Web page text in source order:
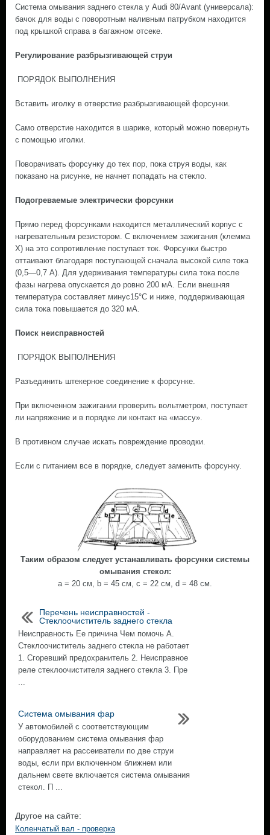
Система омывания заднего стекла у Audi 80/Avant (универсала):
бачок для воды с поворотным наливным патрубком находится
под крышкой справа в багажном отсеке.
Регулирование разбрызгивающей струи
ПОРЯДОК ВЫПОЛНЕНИЯ
Вставить иголку в отверстие разбрызгивающей форсунки.
Само отверстие находится в шарике, который можно повернуть
с помощью иголки.
Поворачивать форсунку до тех пор, пока струя воды, как
показано на рисунке, не начнет попадать на стекло.
Подогреваемые электрически форсунки
Прямо перед форсунками находится металлический корпус с
нагревательным резистором. С включением зажигания (клемма
Х) на это сопротивление поступает ток. Форсунки быстро
оттаивают благодаря поступающей сначала высокой силе тока
(0,5—0,7 А). Для удерживания температуры сила тока после
фазы нагрева опускается до ровно 200 мА. Если внешняя
температура составляет минус15°С и ниже, поддерживающая
сила тока повышается до 320 мА.
Поиск неисправностей
ПОРЯДОК ВЫПОЛНЕНИЯ
Разъединить штекерное соединение к форсунке.
При включенном зажигании проверить вольтметром, поступает
ли напряжение и в порядке ли контакт на «массу».
В противном случае искать повреждение проводки.
Если с питанием все в порядке, следует заменить форсунку.
Таким образом следует устанавливать форсунки системы
омывания стекол:
а = 20 см, b = 45 см, с = 22 см, d = 48 см.
Перечень неисправностей -
Стеклоочиститель заднего стекла
Неисправность Ее причина Чем помочь А.
Стеклоочиститель заднего стекла не работает
1. Сгоревший предохранитель 2. Неисправное
реле стеклоочистителя заднего стекла 3. Пре
...
Система омывания фар
У автомобилей с соответствующим
оборудованием система омывания фар
направляет на рассеиватели по две струи
воды, если при включенном ближнем или
дальнем свете включается система омывания
стекол. П ...
Другое на сайте:
Коленчатый вал - проверка